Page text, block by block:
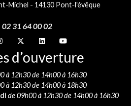
Michel - 14130 Pont-l'évêque
02 31 64 00 02
surnous sur
Suivez-nous sur
Suivez-nous sur
Suivez-nous sur
d’ouverture
à 12h30 de 14h00 à 16h30
à 12h30 de 14h00 à 18h30
de 09h00 à 12h30 de 14h00 à 16h30